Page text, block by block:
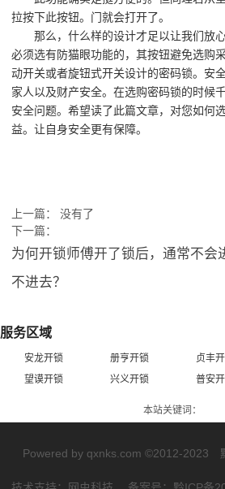
拉按下此按钮。门就会打开了。
那么，什么样的设计才足以让我们放
必须选有防猫眼功能的，其按钮避免选购
动开关或者旋钮式开关设计的密码锁。安
家人以及财产安全。在选购密码锁的时候
安全问题。希望读了此篇文章，对您如何
益。让自身安全更有保障。
上一篇： 没有了
下一篇：
为何开锁师傅开了锁后，通常不会
不进去？
服务区域
安龙开锁 册亨开锁 贞丰
望谟开锁
兴义开锁 普安
本站关键词：
Powered by qxnks.com ©2012-2023